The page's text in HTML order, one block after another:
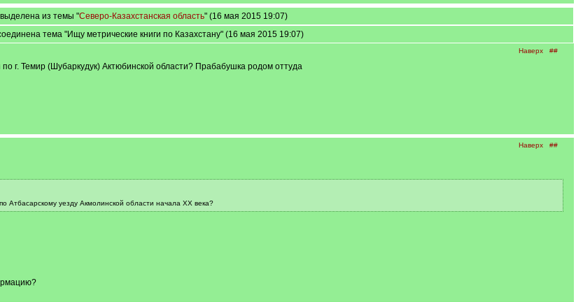
из темы "Северо-Казахстанская область" (16 мая 2015 19:07)
тема "Ищу метрические книги по Казахстану" (16 мая 2015 19:07)
Наверх ##
г. Темир (Шубаркудук) Актюбинской области? Прабабушка родом оттуда
Наверх ##
Атбасарскому уезду Акмолинской области начала ХХ века?